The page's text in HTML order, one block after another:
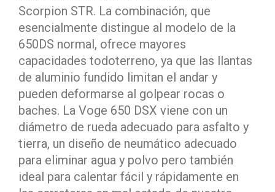
Scorpion STR. La combinación, que
esencialmente distingue al modelo de la
650DS normal, ofrece mayores
capacidades todoterreno, ya que las llantas
de aluminio fundido limitan el andar y
pueden deformarse al golpear rocas o
baches. La Voge 650 DSX viene con un
diámetro de rueda adecuado para asfalto y
tierra, un diseño de neumático adecuado
para eliminar agua y polvo pero también
ideal para calentar fácil y rápidamente en